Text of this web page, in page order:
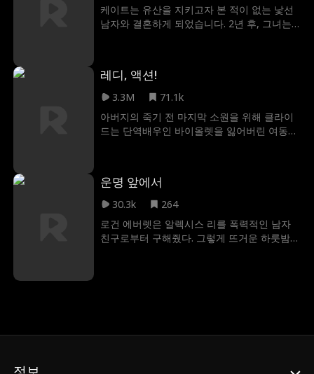
케이트는 유산을 지키고자 본 적이 없는 낯선
남자와 결혼하게 되었습니다. 2년 후, 그녀는
고자 돌아오게 됩니다.
레디, 액션!
3.3M
71.1k
아버지의 죽기 전 마지막 소원을 위해 클라이
드는 단역배우인 바이올렛을 잃어버린 여동생
바이올렛의 금지된 사랑을 폭로하여 사회적으
로 매장시키려 하고. 그러던 중 클라이드의 아
한다. 사랑을 되찾기 위한 절박함으로 클라이
드는 바이올렛의 결혼식을 막기로 결심하는데.
운명 앞에서
30.3k
264
로건 에버렛은 알렉시스 리를 폭력적인 남자
친구로부터 구해줬다. 그렇게 뜨거운 하룻밤을
을까?